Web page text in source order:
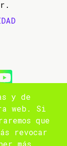
y de
web. Si
que
revocar
más